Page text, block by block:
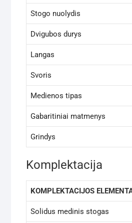
Stogo nuolydis
Dvigubos durys
Langas
Svoris
Medienos tipas
Gabaritiniai matmenys
Grindys
Komplektacija
KOMPLEKTACIJOS
Solidus medinis stogas